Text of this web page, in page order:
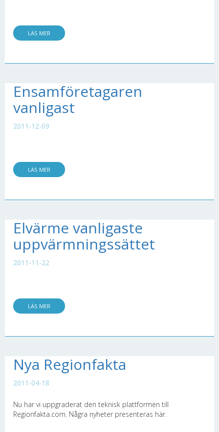
LÄS MER
Ensamföretagaren
vanligast
2011-12-09
LÄS MER
Elvärme vanligaste
uppvärmningssättet
2011-11-22
LÄS MER
Nya Regionfakta
2011-04-18
Nu har vi uppgraderat den teknisk plattformen till
Regionfakta.com. Några nyheter presenteras här.